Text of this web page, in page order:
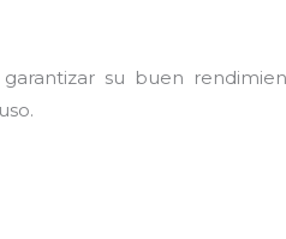
su buen